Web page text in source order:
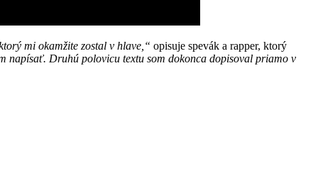
mi okamžite zostal v hlave,“ opisuje spevák a rapper, ktorý
napísať. Druhú polovicu textu som dokonca dopisoval priamo v